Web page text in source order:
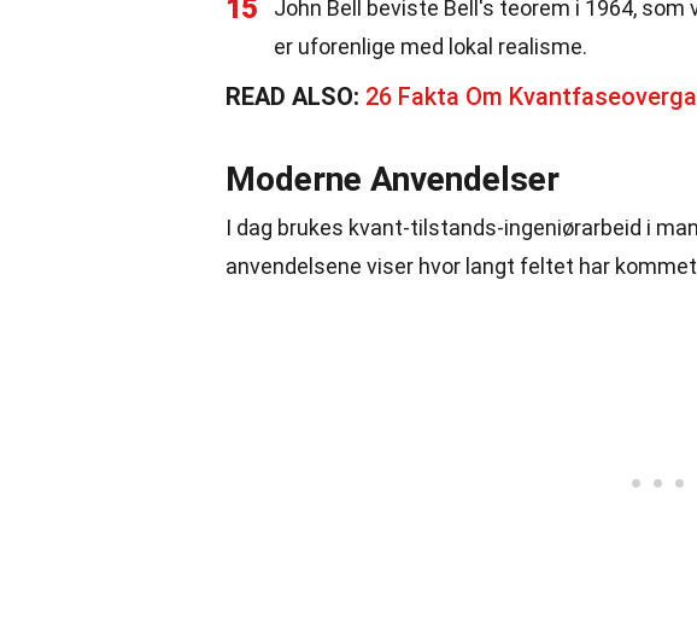
15
John Bell beviste Bell's teorem i 1964,
er uforenlige med lokal realisme.
READ ALSO: 26 Fakta Om
Moderne Anvendelser
I dag brukes kvant-tilstands-ingeniørarbeid i
anvendelsene viser hvor langt feltet har